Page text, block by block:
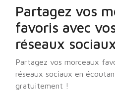
Partagez vos
favoris avec
réseaux
Partagez vos morceaux
réseaux sociaux en
gratuitement !